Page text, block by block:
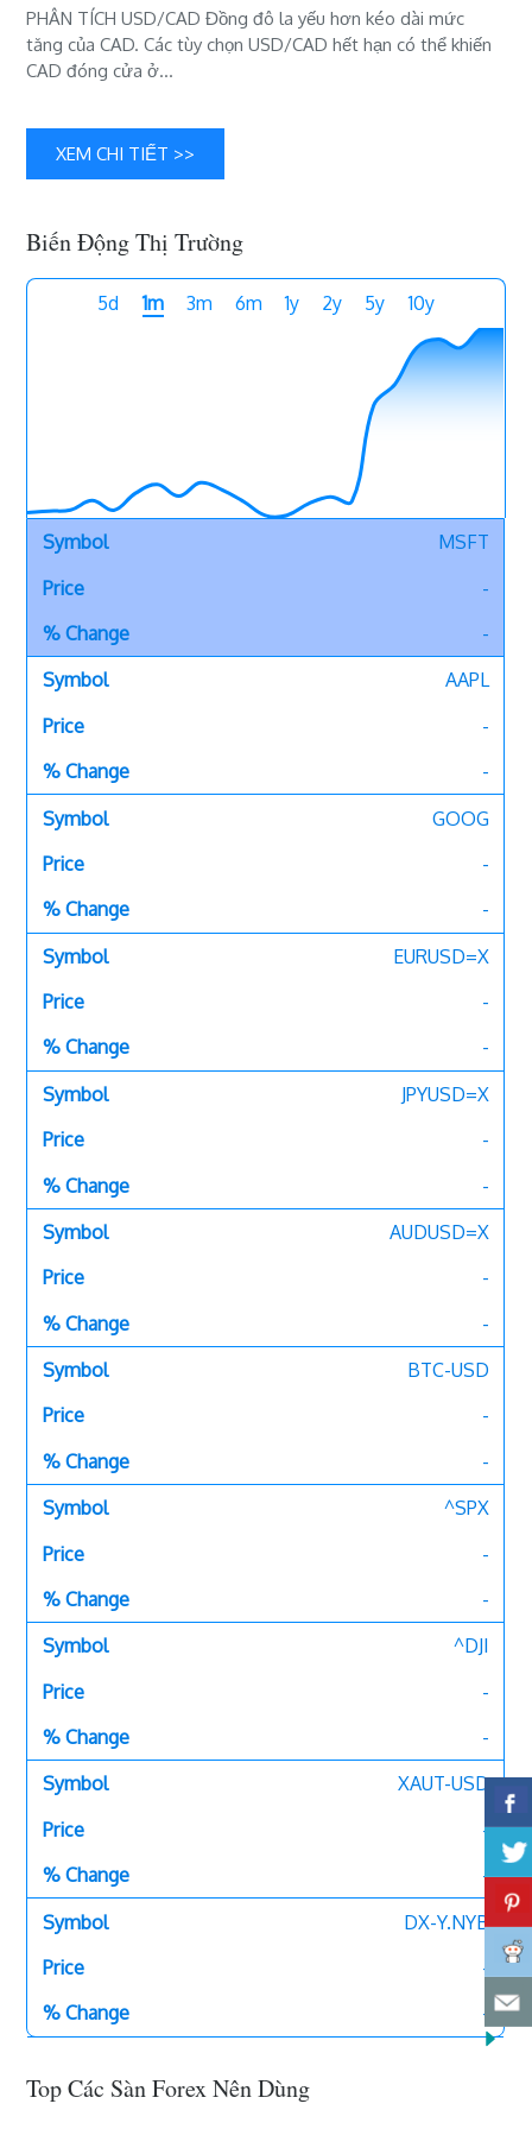
định
của
PHÂN TÍCH USD/CAD Đồng đô la yếu hơn kéo dài mức
tăng của CAD. Các tùy chọn USD/CAD hết hạn có thể khiến
CAD đóng cửa ở…
XEM CHI TIẾT >>
Biến Động Thị Trường
5d 1m 3m 6m 1y 2y 5y 10y
MSFT
-
-
AAPL
-
-
GOOG
-
-
EURUSD=X
-
-
JPYUSD=X
-
-
AUDUSD=X
-
-
BTC-USD
-
-
^SPX
-
-
^DJI
-
-
XAUT-USD
-
-
DX-Y.NYB
-
-
Top Các Sàn Forex Nên Dùng